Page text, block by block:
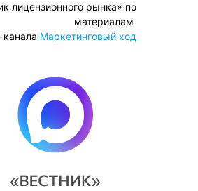
лицензионного рынка» по
материалам
Маркетинговый ход